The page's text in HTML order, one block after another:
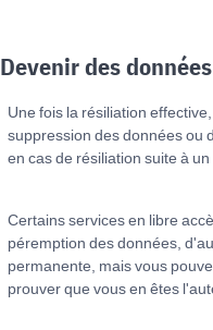
Devenir des données
Une fois la résiliation
suppression des données ou
en cas de résiliation suite à
Certains services en libre
péremption des données,
permanente, mais vous
prouver que vous en êtes